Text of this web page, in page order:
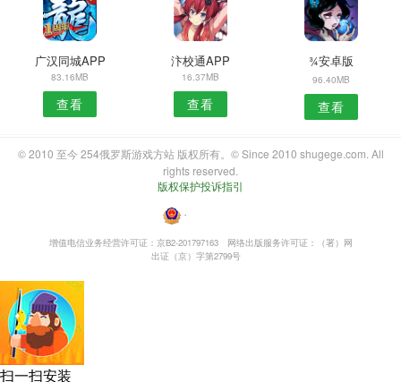
广汉同城APP
83.16MB
查看
汴校通APP
16.37MB
查看
¾安卓版
96.40MB
查看
© 2010 至今 254俄罗斯游戏方站 版权所有。© Since 2010 shugege.com. All
rights reserved.
版权保护投诉指引
・
增值电信业务经营许可证：京B2-201797163
网络出版服务许可证：（署）网
出证（京）字第2799号
扫一扫安装